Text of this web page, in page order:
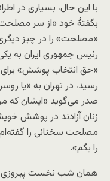
با این حال، بسیاری در
بگفتۀ خود «از سر
«مصلحت» را در چیز
رئیس جمهوری ایران به
«حق انتخاب پوشش» برای
رسید، در تهران به «یا
صدر می‌گوید «ایشان که
زنان آزادند در پوشش
مصلحت سخنانی را
را بگم».